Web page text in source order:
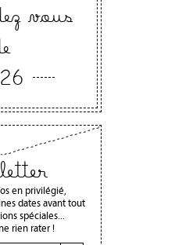
vous
en privilégié,
dates avant tout
spéciales...
rien rater !